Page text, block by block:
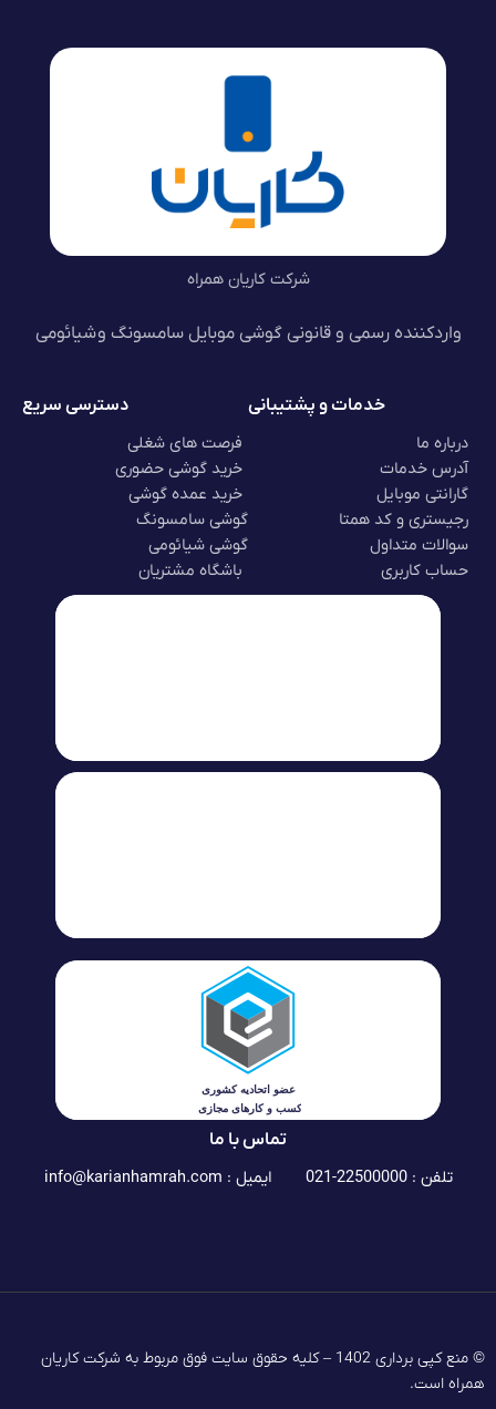
شرکت کاریان همراه
واردکننده رسمی و قانونی گوشی موبایل سامسونگ و شیائومی
خدمات و پشتیبانی
درباره ما
آدرس خدمات
گارانتی موبایل
رجیستری و کد همتا
سوالات متداول
حساب کاربری
دسترسی سریع
فرصت های شغلی
خرید گوشی حضوری
خرید عمده گوشی
گوشی سامسونگ
گوشی شیائومی
باشگاه مشتریان
تماس با ما
تلفن : 22500000-021 ایمیل : info@karianhamrah.com
© منع کپی برداری 1402 – کلیه حقوق سایت فوق مربوط به شرکت کاریان
همراه است.